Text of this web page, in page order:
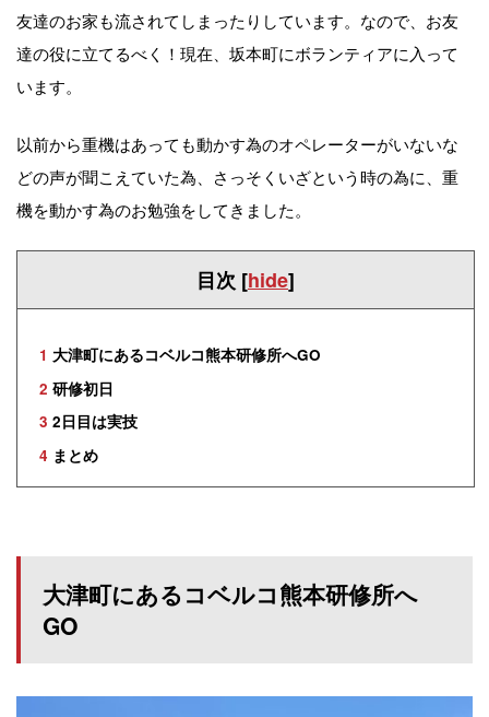
友達のお家も流されてしまったりしています。なので、お友
達の役に立てるべく！現在、坂本町にボランティアに入って
います。
以前から重機はあっても動かす為のオペレーターがいないな
どの声が聞こえていた為、さっそくいざという時の為に、重
機を動かす為のお勉強をしてきました。
目次 [hide]
1 大津町にあるコベルコ熊本研修所へGO
2 研修初日
3 2日目は実技
4 まとめ
大津町にあるコベルコ熊本研修所へ
GO